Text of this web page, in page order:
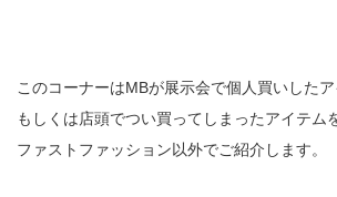
このコーナーはMBが展示会で個人買いしたア
もしくは店頭でつい買ってしまったアイテム
ファストファッション以外でご紹介します。